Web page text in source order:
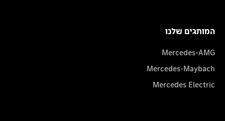
המותגים שלנו
Mercedes-AMG
Mercedes-Maybach
Mercedes Electric